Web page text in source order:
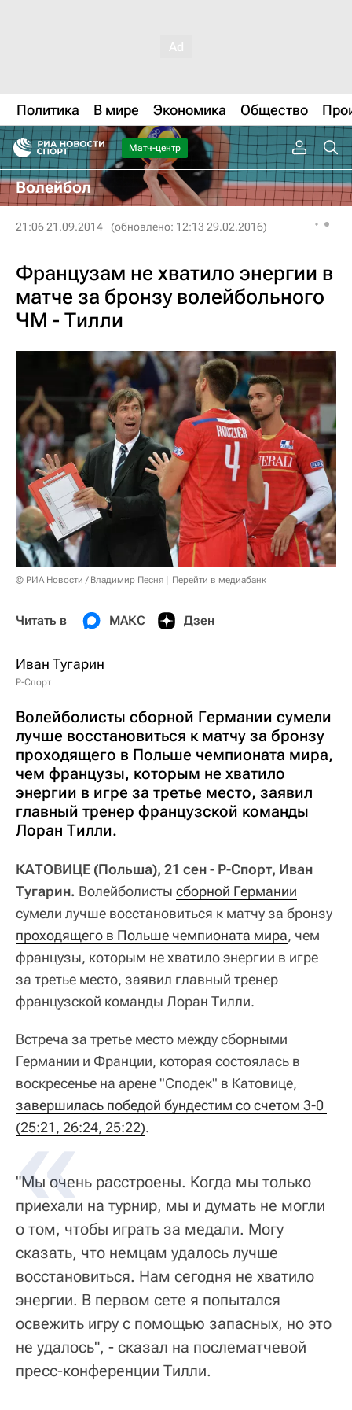
Политика В мире Экономика Общество
Матч-центр
Волейбол
21:06 21.09.2014 (обновлено: 12:13 29.02.2016)
Французам не хватило энергии в
матче за бронзу волейбольного
ЧМ - Тилли
© РИА Новости / Владимир Песня Перейти в медиабанк
Читать в МАКС Дзен
Иван Тугарин
Р-Спорт
Волейболисты сборной Германии сумели
лучше восстановиться к матчу за бронзу
проходящего в Польше чемпионата мира,
чем французы, которым не хватило
энергии в игре за третье место, заявил
главный тренер французской команды
Лоран Тилли.
КАТОВИЦЕ (Польша), 21 сен - Р-Спорт, Иван
Тугарин. Волейболисты сборной Германии
сумели лучше восстановиться к матчу за бронзу
проходящего в Польше чемпионата мира, чем
французы, которым не хватило энергии в игре
за третье место, заявил главный тренер
французской команды Лоран Тилли.
Встреча за третье место между сборными
Германии и Франции, которая состоялась в
воскресенье на арене "Сподек" в Катовице,
завершилась победой бундестим со счетом 3-0
(25:21, 26:24, 25:22).
"Мы очень расстроены. Когда мы только
приехали на турнир, мы и думать не могли
о том, чтобы играть за медали. Могу
сказать, что немцам удалось лучше
восстановиться. Нам сегодня не хватило
энергии. В первом сете я попытался
освежить игру с помощью запасных, но это
не удалось", - сказал на послематчевой
пресс-конференции Тилли.